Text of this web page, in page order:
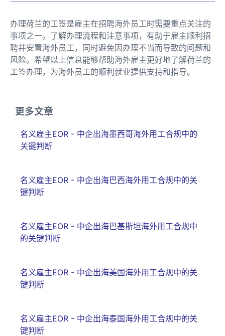
办理荷兰的工签是雇主在招聘海外员工时需要重点关注的
事项之一。了解办理流程和注意事项，有助于雇主顺利招
聘并安置海外员工，同时避免因办理不当而导致的问题和
风险。希望以上信息能够帮助海外雇主更好地了解荷兰的
工签办理，为海外员工的顺利就业提供支持和指导。
更多文章
名义雇主EOR - 中企出海墨西哥海外用工合规中的
关键判断
名义雇主EOR - 中企出海巴西海外用工合规中的关
键判断
名义雇主EOR - 中企出海巴基斯坦海外用工合规中
的关键判断
名义雇主EOR - 中企出海美国海外用工合规中的关
键判断
名义雇主EOR - 中企出海泰国海外用工合规中的关
键判断